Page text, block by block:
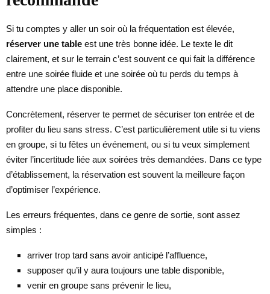
Si tu comptes y aller un soir où la fréquentation est élevée,
réserver une table est une très bonne idée. Le texte le dit
clairement, et sur le terrain c’est souvent ce qui fait la différence
entre une soirée fluide et une soirée où tu perds du temps à
attendre une place disponible.
Concrètement, réserver te permet de sécuriser ton entrée et de
profiter du lieu sans stress. C’est particulièrement utile si tu viens
en groupe, si tu fêtes un événement, ou si tu veux simplement
éviter l’incertitude liée aux soirées très demandées. Dans ce type
d’établissement, la réservation est souvent la meilleure façon
d’optimiser l’expérience.
Les erreurs fréquentes, dans ce genre de sortie, sont assez
simples :
arriver trop tard sans avoir anticipé l’affluence,
supposer qu’il y aura toujours une table disponible,
venir en groupe sans prévenir le lieu,